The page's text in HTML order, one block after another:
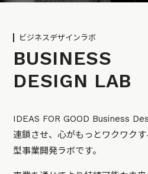
ビジネスデザインラボ
BUSINESS
DESIGN LAB
IDEAS FOR GOOD Business
連鎖させ、心がもっとワクワク
型事業開発ラボです。